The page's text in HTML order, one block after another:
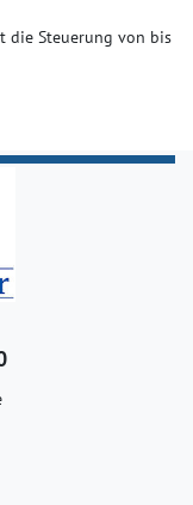
die Steuerung von bis